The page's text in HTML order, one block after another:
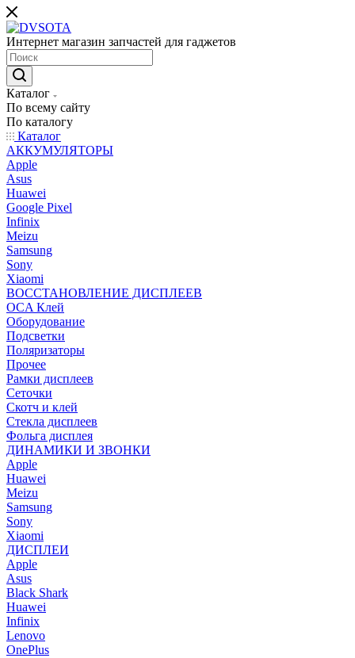
Интернет магазин запчастей для гаджетов
Каталог
По всему сайту
По каталогу
Каталог
АККУМУЛЯТОРЫ
Apple
Asus
Huawei
Google Pixel
Infinix
Meizu
Samsung
Sony
Xiaomi
ВОССТАНОВЛЕНИЕ ДИСПЛЕЕВ
OCA Клей
Оборудование
Подсветки
Поляризаторы
Прочее
Рамки дисплеев
Сеточки
Скотч и клей
Стекла дисплеев
Фольга дисплея
ДИНАМИКИ И ЗВОНКИ
Apple
Huawei
Meizu
Samsung
Sony
Xiaomi
ДИСПЛЕИ
Apple
Asus
Black Shark
Huawei
Infinix
Lenovo
OnePlus